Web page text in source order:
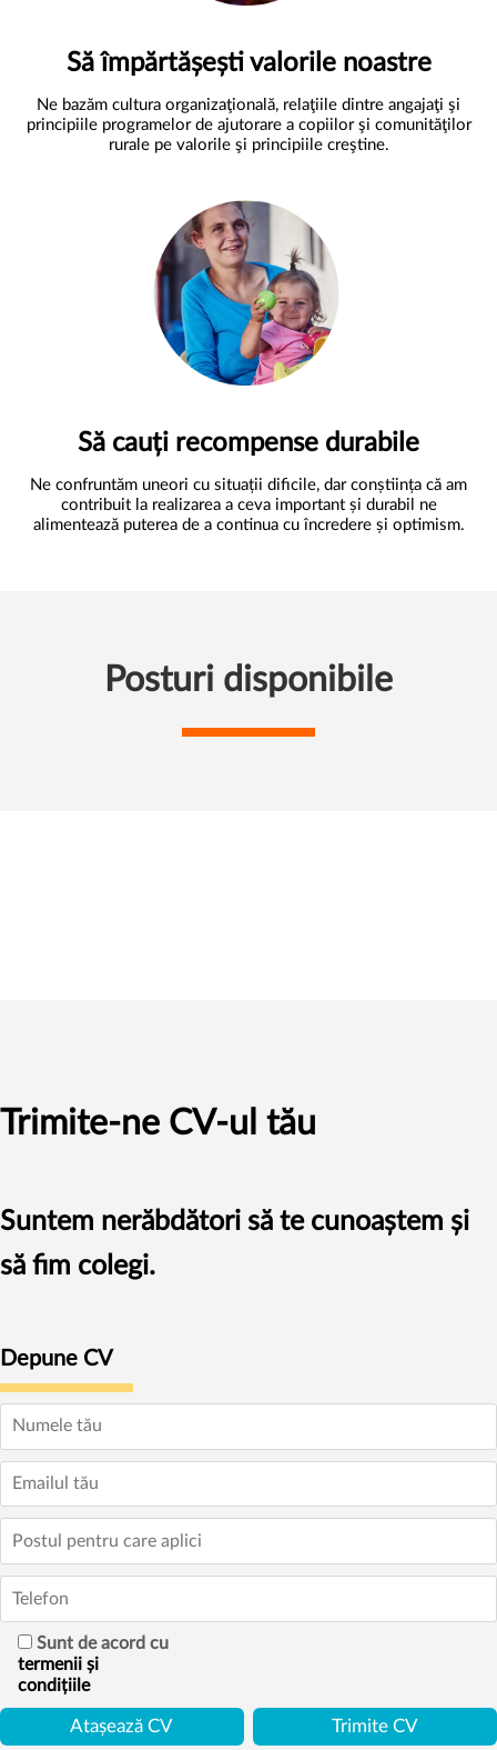
Să împărtășești valorile noastre
Ne bazăm cultura organizaţională, relaţiile dintre angajaţi şi
principiile programelor de ajutorare a copiilor şi comunităţilor
rurale pe valorile şi principiile creştine.
Să cauți recompense durabile
Ne confruntăm uneori cu situații dificile, dar conștiința că am
contribuit la realizarea a ceva important și durabil ne
alimentează puterea de a continua cu încredere și optimism.
Posturi disponibile
Trimite-ne CV-ul tău
Suntem nerăbdători să te cunoaștem și
să fim colegi.
Depune CV
Sunt de acord cu
termenii și
condițiile